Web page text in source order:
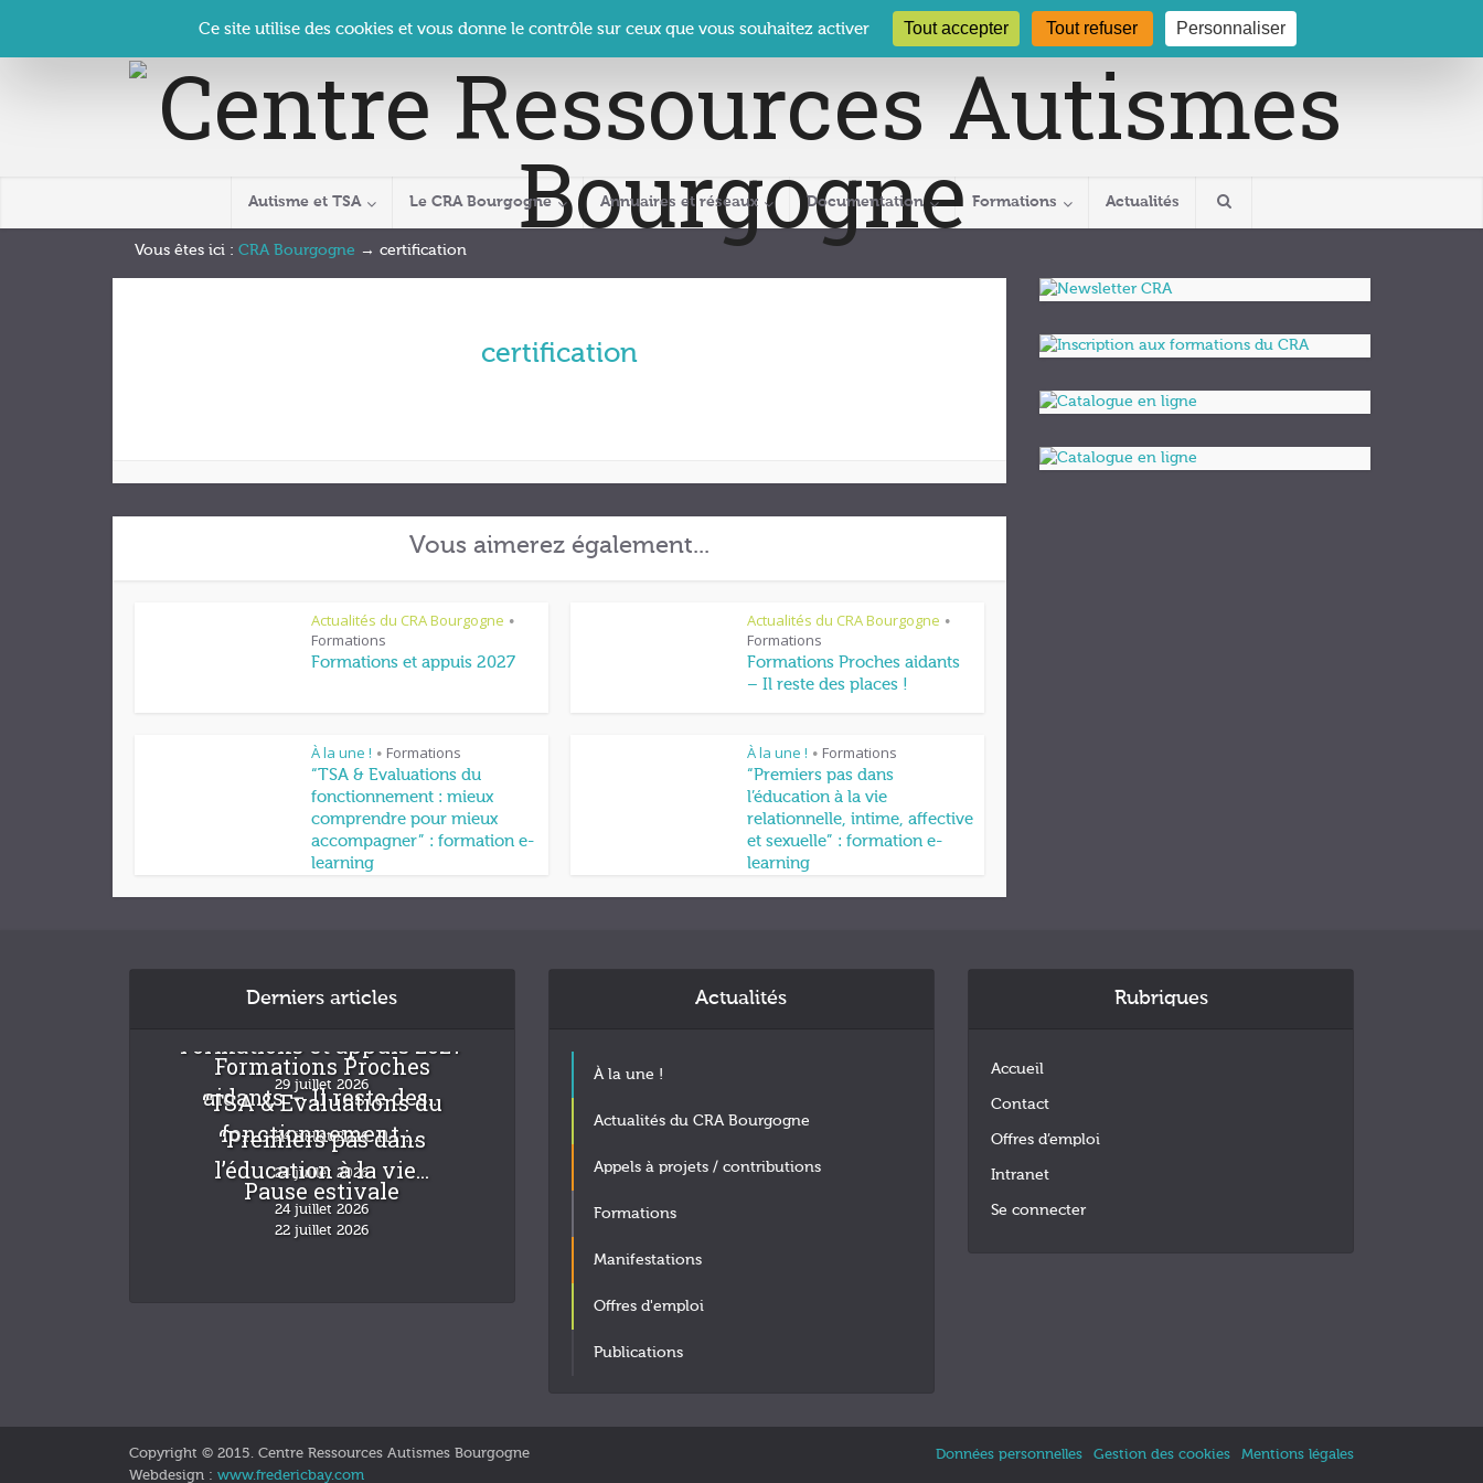
Contact Se connecter | CRA Bourgogne – Le Clos des Présidents – 19-21 rue Coty – 21 000 DIJON cra@crabourgogne.org 03 80 29 54 19
Autisme et TSA Le CRA Bourgogne Annuaires et réseaux Documentation Formations Actualités
Vous êtes ici : CRA Bourgogne → certification
certification
Vous aimerez également...
Actualités du CRA Bourgogne •
Formations
Formations et appuis 2027
Actualités du CRA Bourgogne •
Formations
Formations Proches aidants
– Il reste des places !
À la une ! • Formations
“TSA & Evaluations du
fonctionnement : mieux
comprendre pour mieux
accompagner” : formation e-
learning
À la une ! • Formations
“Premiers pas dans
l’éducation à la vie
relationnelle, intime, affective
et sexuelle” : formation e-
learning
Derniers articles
Formations et appuis 2027
29 juillet 2026
Formations Proches
aidants – Il reste des...
24 juillet 2026
“TSA & Evaluations du
fonctionnement :...
24 juillet 2026
“Premiers pas dans
l’éducation à la vie...
24 juillet 2026
Pause estivale
22 juillet 2026
Actualités
À la une !
Actualités du CRA Bourgogne
Appels à projets / contributions
Formations
Manifestations
Offres d'emploi
Publications
Rubriques
Accueil
Contact
Offres d’emploi
Intranet
Se connecter
Copyright © 2015. Centre Ressources Autismes Bourgogne
Webdesign : www.fredericbay.com
Données personnelles Gestion des cookies Mentions légales
Ce site utilise des cookies et vous donne le contrôle sur ceux que vous souhaitez activer Tout accepter Tout refuser Personnaliser